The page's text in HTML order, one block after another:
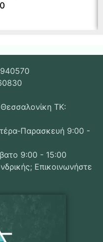
ΤΚ:
Παρασκευή 9:00 -
9:00 - 15:00
Επικοινωνήστε